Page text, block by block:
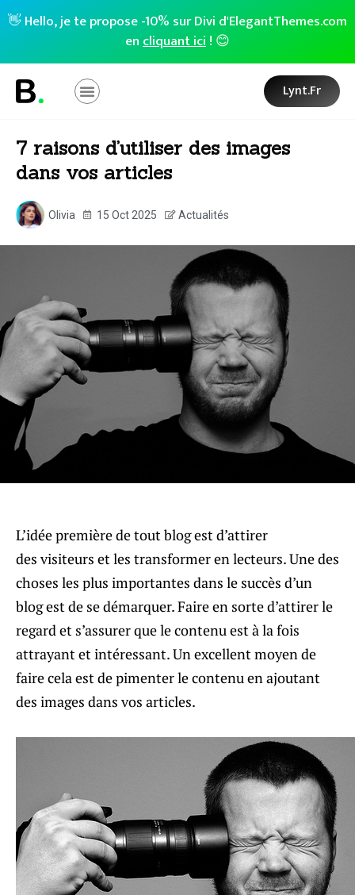
👋 Hello, je te propose -10% sur Divi d'ElegantThemes.com
encliquant ici! 😊
Lynt.fr
7 raisons d’utiliser des images
dans vos articles
Olivia 15 Oct 2025 Actualités
L’idée première de tout blog est d’attirer
des visiteurs et les transformer en lecteurs. Une des
choses les plus importantes dans le succès d’un
blog est de se démarquer. Faire en sorte d’attirer le
regard et s’assurer que le contenu est à la fois
attrayant et intéressant. Un excellent moyen de
faire cela est de pimenter le contenu en ajoutant
des images dans vos articles.